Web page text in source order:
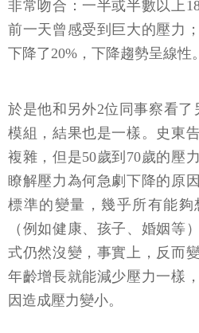
下降了20%，下降趨勢呈線性
複雜，但是50歲到70歲的壓
瞭解壓力為何急劇下降的原
標準的變量，幾乎所有能夠
（例如健康、孩子、婚姻等
式仍然沒變，事實上，反而
年齡增長就能減少壓力一樣
因造成壓力變小。